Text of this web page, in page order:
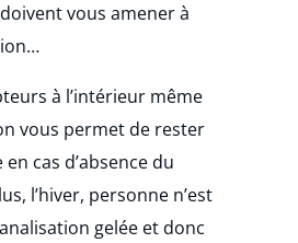
vous amener à
à l’intérieur même
vous permet de rester
cas d’absence du
l’hiver, personne n’est
gelée et donc